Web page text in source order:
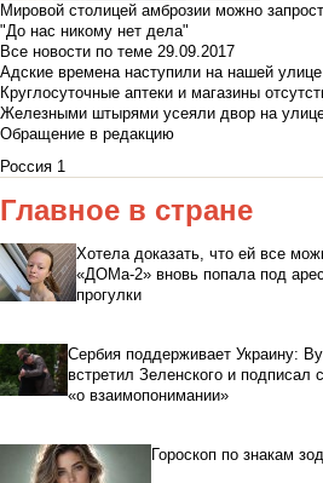
Мировой столицей амброзии можно
"До нас никому нет дела"
Все новости по теме 29.09.2017
Адские времена наступили на нашей
Круглосуточные аптеки и магазины
Железными штырями усеяли двор на
Обращение в редакцию
Россия 1
Главное в стране
Хотела доказать, что ей все
«ДОМа-2» вновь попала под
прогулки
Сербия поддерживает Украину:
встретил Зеленского и
«о взаимопонимании»
Гороскоп по знакам